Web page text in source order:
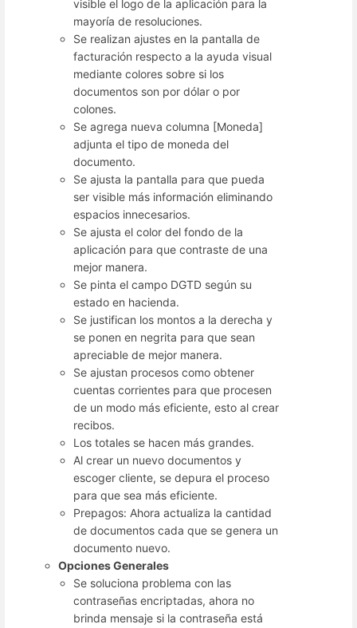
visible el logo de la aplicación para la
mayoría de resoluciones.
Se realizan ajustes en la pantalla de
facturación respecto a la ayuda visual
mediante colores sobre si los
documentos son por dólar o por
colones.
Se agrega nueva columna [Moneda]
adjunta el tipo de moneda del
documento.
Se ajusta la pantalla para que pueda
ser visible más información eliminando
espacios innecesarios.
Se ajusta el color del fondo de la
aplicación para que contraste de una
mejor manera.
Se pinta el campo DGTD según su
estado en hacienda.
Se justifican los montos a la derecha y
se ponen en negrita para que sean
apreciable de mejor manera.
Se ajustan procesos como obtener
cuentas corrientes para que procesen
de un modo más eficiente, esto al crear
recibos.
Los totales se hacen más grandes.
Al crear un nuevo documentos y
escoger cliente, se depura el proceso
para que sea más eficiente.
Prepagos: Ahora actualiza la cantidad
de documentos cada que se genera un
documento nuevo.
Opciones Generales
Se soluciona problema con las
contraseñas encriptadas, ahora no
brinda mensaje si la contraseña está